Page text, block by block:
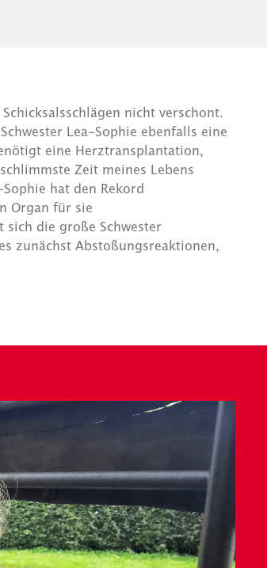
nicht verschont.
Lea-Sophie ebenfalls eine
eine Herztransplantation,
Zeit meines Lebens
hat den Rekord
Organ für sie
die große Schwester
zunächst Abstoßungsreaktionen,